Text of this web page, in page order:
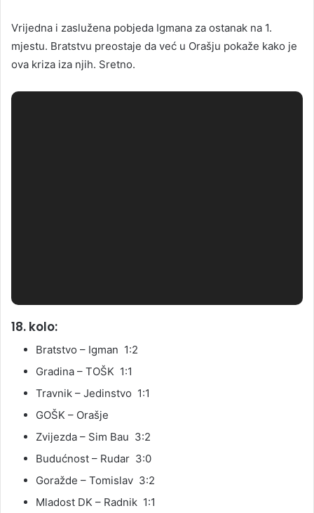
Vrijedna i zaslužena pobjeda Igmana za ostanak na 1.
mjestu. Bratstvu preostaje da već u Orašju pokaže kako je
ova kriza iza njih. Sretno.
18. kolo:
Bratstvo – Igman 1:2
Gradina – TOŠK 1:1
Travnik – Jedinstvo 1:1
GOŠK – Orašje
Zvijezda – Sim Bau 3:2
Budućnost – Rudar 3:0
Goražde – Tomislav 3:2
Mladost DK – Radnik 1:1